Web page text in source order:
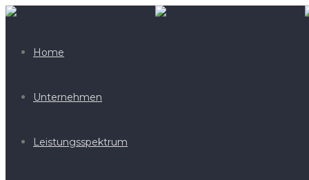
Home
Unternehmen
Leistungsspektrum